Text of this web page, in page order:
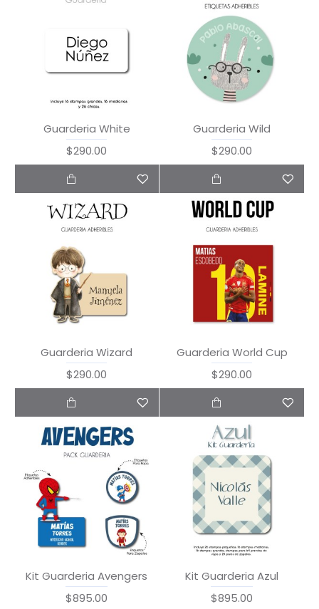
Guarderia White
$290.00
Guarderia Wild
$290.00
Guarderia Wizard
$290.00
Guarderia World Cup
$290.00
Kit Guarderia Avengers
$895.00
Kit Guarderia Azul
$895.00